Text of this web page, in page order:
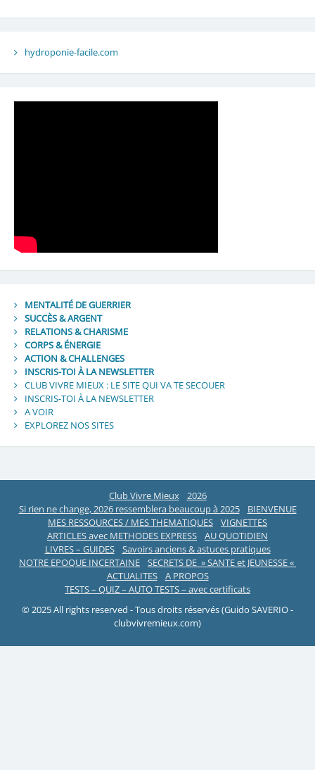
hydroponie-facile.com
MENTALITÉ DE GUERRIER
SUCCÈS & ARGENT
RELATIONS & CHARISME
CORPS & ÉNERGIE
ACTION & CHALLENGES
INSCRIS-TOI À LA NEWSLETTER
CLUB VIVRE MIEUX : LE SITE QUI VA TE SECOUER
INSCRIS-TOI À LA NEWSLETTER
A VOIR
EXPLOREZ NOS SITES
Club Vivre Mieux
2026
Si rien ne change, 2026 ressemblera beaucoup à 2025
BIENVENUE
MES RESSOURCES / MES THEMATIQUES
VIGNETTES
ARTICLES avec METHODES EXPRESS
AU QUOTIDIEN
LIVRES – GUIDES
Savoirs anciens & astuces pratiques
NOTRE EPOQUE INCERTAINE
SECRETS DE » SANTE et JEUNESSE «
ACTUALITES
A PROPOS
TESTS – QUIZ – AUTO TESTS – avec certificats
© 2025 All rights reserved - Tous droits réservés (Guido SAVERIO -
clubvivremieux.com)